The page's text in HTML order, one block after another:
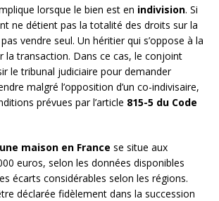
lorsque le bien est en indivision. Si
ne détient pas la totalité des droits sur la
vendre seul. Un héritier qui s’oppose à la
la transaction. Dans ce cas, le conjoint
le tribunal judiciaire pour demander
malgré l’opposition d’un co-indivisaire,
prévues par l’article 815-5 du Code
maison en France se situe aux
euros, selon les données disponibles
écarts considérables selon les régions.
déclarée fidèlement dans la succession